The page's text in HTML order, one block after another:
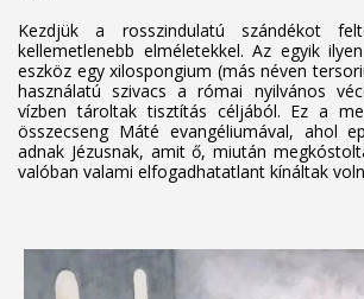
Kezdjük a rosszindulatú szándékot
kellemetlenebb elméletekkel. Az egyik
eszköz egy xilospongium (más néven
használatú szivacs a római nyilvános
vízben tároltak tisztítás céljából. Ez a
összecseng Máté evangéliumával, ahol
adnak Jézusnak, amit ő, miután
valóban valami elfogadhatatlant kínáltak